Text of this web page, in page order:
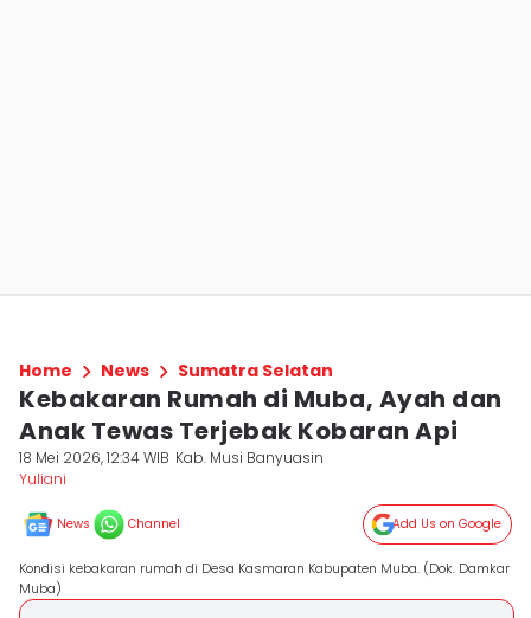
Home News Sumatra Selatan
Kebakaran Rumah di Muba, Ayah dan
Anak Tewas Terjebak Kobaran Api
18 Mei 2026, 12:34 WIB Kab. Musi Banyuasin
Yuliani
News Channel Add Us on Google
Kondisi kebakaran rumah di Desa Kasmaran Kabupaten Muba. (Dok. Damkar
Muba)